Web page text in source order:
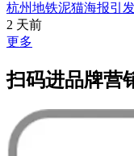
杭州地铁泥猫海报引
2 天前
更多
扫码进品牌营